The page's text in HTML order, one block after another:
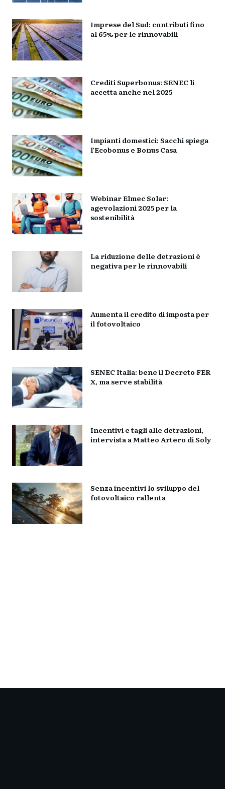
Imprese del Sud: contributi fino
al 65% per le rinnovabili
Crediti Superbonus: SENEC li
accetta anche nel 2025
Impianti domestici: Sacchi spiega
l’Ecobonus e Bonus Casa
Webinar Elmec Solar:
agevolazioni 2025 per la
sostenibilità
La riduzione delle detrazioni è
negativa per le rinnovabili
Aumenta il credito di imposta per
il fotovoltaico
SENEC Italia: bene il Decreto FER
X, ma serve stabilità
Incentivi e tagli alle detrazioni,
intervista a Matteo Artero di Soly
Senza incentivi lo sviluppo del
fotovoltaico rallenta